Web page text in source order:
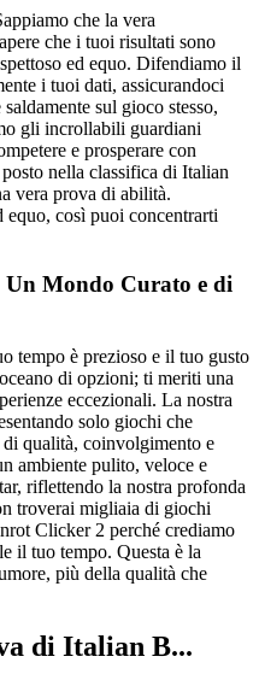
che la vera
che i tuoi risultati sono
ed equo. Difendiamo il
i tuoi dati, assicurandoci
sul gioco stesso,
gli incrollabili guardiani
e prosperare con
nella classifica di Italian
vera prova di abilità.
così puoi concentrarti
Un Mondo Curato e di
tempo è prezioso e il tuo gusto
di opzioni; ti meriti una
eccezionali. La nostra
solo giochi che
qualità, coinvolgimento e
ambiente pulito, veloce e
riflettendo la nostra profonda
troverai migliaia di giochi
Clicker 2 perché crediamo
il tuo tempo. Questa è la
più della qualità che
di Italian B...